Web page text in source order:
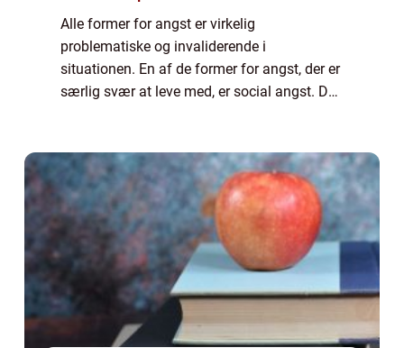
Alle former for angst er virkelig
problematiske og invaliderende i
situationen. En af de former for angst, der er
særlig svær at leve med, er social angst. Der